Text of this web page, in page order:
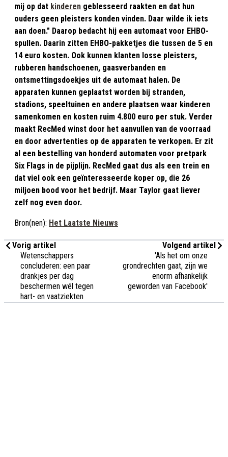
mij op dat kinderen geblesseerd raakten en dat hun
ouders geen pleisters konden vinden. Daar wilde ik iets
aan doen." Daarop bedacht hij een automaat voor EHBO-
spullen. Daarin zitten EHBO-pakketjes die tussen de 5 en
14 euro kosten. Ook kunnen klanten losse pleisters,
rubberen handschoenen, gaasverbanden en
ontsmettingsdoekjes uit de automaat halen. De
apparaten kunnen geplaatst worden bij stranden,
stadions, speeltuinen en andere plaatsen waar kinderen
samenkomen en kosten ruim 4.800 euro per stuk. Verder
maakt RecMed winst door het aanvullen van de voorraad
en door advertenties op de apparaten te verkopen. Er zit
al een bestelling van honderd automaten voor pretpark
Six Flags in de pijplijn. RecMed gaat dus als een trein en
dat viel ook een geïnteresseerde koper op, die 26
miljoen bood voor het bedrijf. Maar Taylor gaat liever
zelf nog even door.
Bron(nen): Het Laatste Nieuws
Vorig artikel
Wetenschappers
concluderen: een paar
drankjes per dag
beschermen wél tegen
hart- en vaatziekten
Volgend artikel
'Als het om onze
grondrechten gaat, zijn we
enorm afhankelijk
geworden van Facebook'